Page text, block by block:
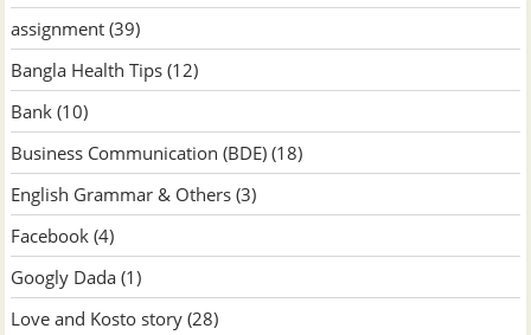
assignment (39)
Bangla Health Tips (12)
Bank (10)
Business Communication (BDE) (18)
English Grammar & Others (3)
Facebook (4)
Googly Dada (1)
Love and Kosto story (28)